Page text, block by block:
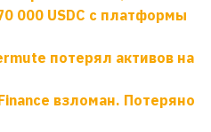
000 USDC с платформы
потерял активов на
взломан. Потеряно